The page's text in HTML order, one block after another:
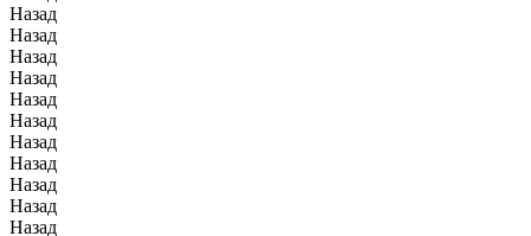
Назад
Назад
Назад
Назад
Назад
Назад
Назад
Назад
Назад
Назад
Назад